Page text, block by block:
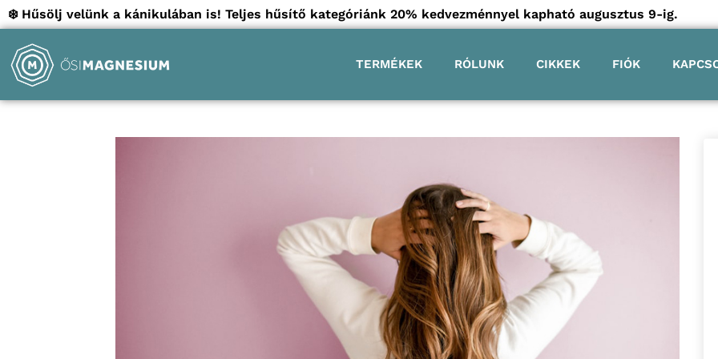
❄️ Hűsölj velünk a kánikulában is! Teljes hűsítő kategóriánk 20% kedvezménnyel kapható augusztus 9-ig.
TERMÉKEK RÓLUNK CIKKEK FIÓK